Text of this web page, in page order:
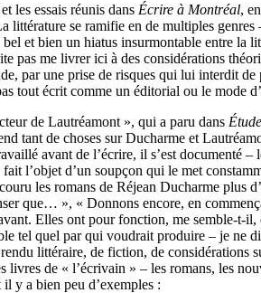
et les essais réunis dans Écrire à Montréal,
littérature se ramifie en de multiples
et bien un hiatus insurmontable entre la
pas me livrer ici à des considérations
par une prise de risques qui lui interdit
écrit comme un éditorial ou le mode
de Lautréamont », qui a paru dans
tant de choses sur Ducharme et
avant de l’écrire, il s’est documenté
l’objet d’un soupçon qui le met
les romans de Réjean Ducharme plus
que… », « Donnons encore, en
Elles ont pour fonction, me semble-t-
tel quel par qui voudrait produire – je ne
littéraire, de fiction, de considérations
de « l’écrivain » – les romans, les
y a bien peu d’exemples :